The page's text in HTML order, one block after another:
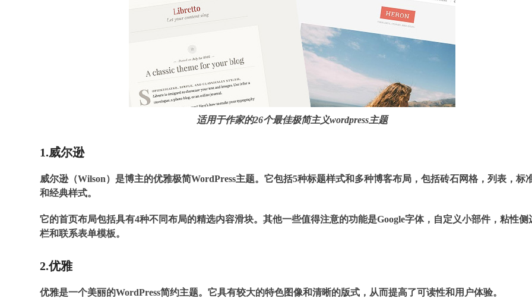
适用于作家的26个最佳极简主义wordpress主题
1.威尔逊
威尔逊（Wilson）是博主的优雅极简WordPress主题。它包括5种标题样式和多种博客布局，包括砖石网格，列表，标
和经典样式。
它的首页布局包括具有4种不同布局的精选内容滑块。其他一些值得注意的功能是Google字体，自定义小部件，粘性侧
栏和联系表单模板。
2.优雅
优雅是一个美丽的WordPress简约主题。它具有较大的特色图像和清晰的版式，从而提高了可读性和用户体验。